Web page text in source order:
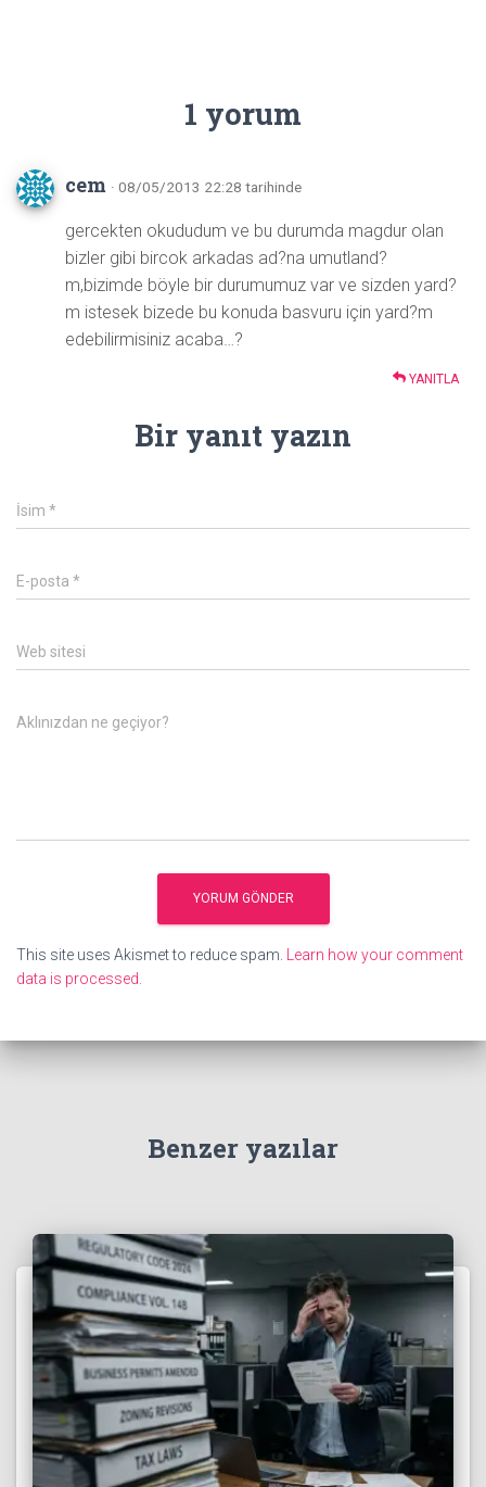
1 yorum
cem · 08/05/2013 22:28 tarihinde
gercekten okududum ve bu durumda magdur olan
bizler gibi bircok arkadas ad?na umutland?
m,bizimde böyle bir durumumuz var ve sizden yard?
m istesek bizede bu konuda basvuru için yard?m
edebilirmisiniz acaba…?
YANITLA
Bir yanıt yazın
İsim *
E-posta *
Web sitesi
Aklınızdan ne geçiyor?
This site uses Akismet to reduce spam.
Learn how your comment
data is processed.
Benzer yazılar